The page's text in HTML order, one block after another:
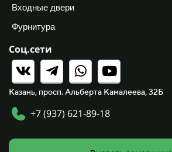
Входные двери
Фурнитура
Соц.сети
Казань, просп. Альберта Камалеева, 32Б
+7 (937) 621-89-18